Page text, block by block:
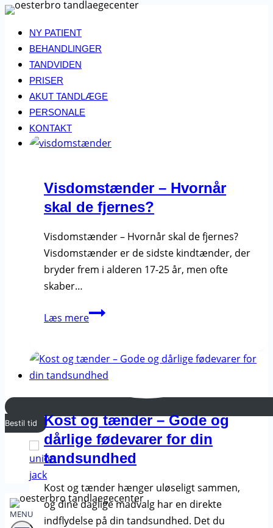
Fortsæt
indhold
NY PATIENT
BEHANDLINGER
TANDVIDEN
PRISER
AKUT TANDLÆGE
PERSONALE
KONTAKT
Bestil tid
MENU
Visdomstænder – Hvornår
skal de fjernes?
Visdomstænder – Hvornår skal de fjernes?
Visdomstænder er de sidste kindtænder, der
bryder frem i alderen 17-25 år, men ofte
skaber…
Læs mereVisdomstænder
skal
de
fjernes?
Kost og tænder – Gode og
dårlige fødevarer for din
tandsundhed
Kost og tænder hænger uløseligt sammen,
og dine daglige madvalg har en direkte
indflydelse på din tandsundhed. Det du